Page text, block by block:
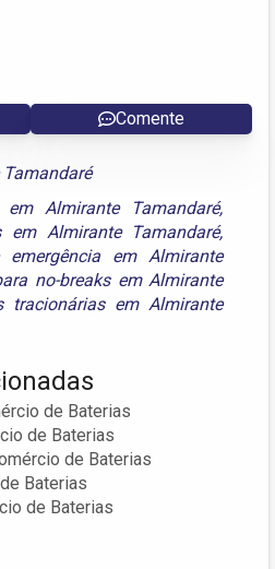
Comente
Almirante Tamandaré,
em Almirante Tamandaré,
em Almirante
no-breaks em Almirante
tracionárias em Almirante
de Baterias
de Baterias
de Baterias
Baterias
de Baterias